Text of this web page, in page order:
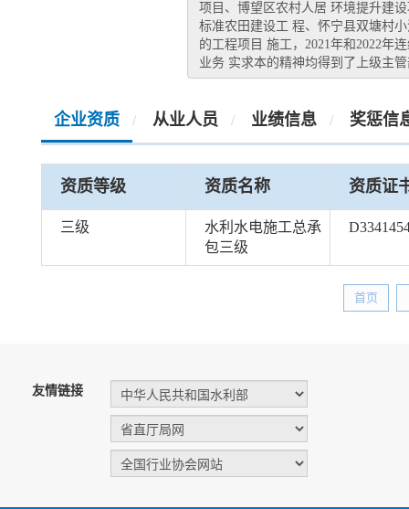
项目、博望区农村人居 环境提升建
标准农田建设工 程、怀宁县双塘村
的工程项目 施工，2021年和2022年
业务 实求本的精神均得到了上级主
企业资质 / 从业人员 / 业绩信息 / 奖惩信
资质等级 资质名称 资质证
三级
水利水电施工总承
包三级
首页
友情链接